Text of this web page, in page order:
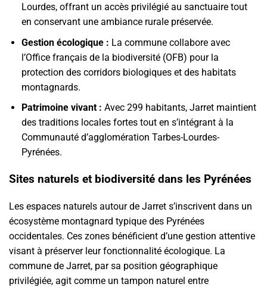
Lourdes, offrant un accès privilégié au sanctuaire tout
en conservant une ambiance rurale préservée.
Gestion écologique : La commune collabore avec
l’Office français de la biodiversité (OFB) pour la
protection des corridors biologiques et des habitats
montagnards.
Patrimoine vivant : Avec 299 habitants, Jarret maintient
des traditions locales fortes tout en s’intégrant à la
Communauté d’agglomération Tarbes-Lourdes-
Pyrénées.
Sites naturels et biodiversité dans les Pyrénées
Les espaces naturels autour de Jarret s’inscrivent dans un
écosystème montagnard typique des Pyrénées
occidentales. Ces zones bénéficient d’une gestion attentive
visant à préserver leur fonctionnalité écologique. La
commune de Jarret, par sa position géographique
privilégiée, agit comme un tampon naturel entre